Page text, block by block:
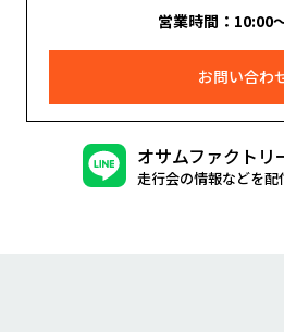
営業時間：10:00
お問い合わ
オサムファクトリ
走行会の情報などを配